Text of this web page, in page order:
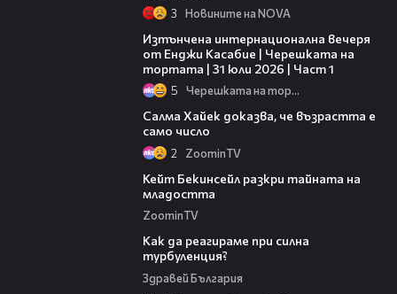
3 Новините на NOVA
Изтънчена интернационална вечеря
от Енджи Касабие | Черешката на
тортата | 31 юли 2026 | Част 1
5 Черешката на тортата
Салма Хайек доказва, че възрастта е
само число
2 ZoominTV
Кейт Бекинсейл разкри тайната на
младостта
ZoominTV
Как да реагираме при силна
турбуленция?
Здравей България